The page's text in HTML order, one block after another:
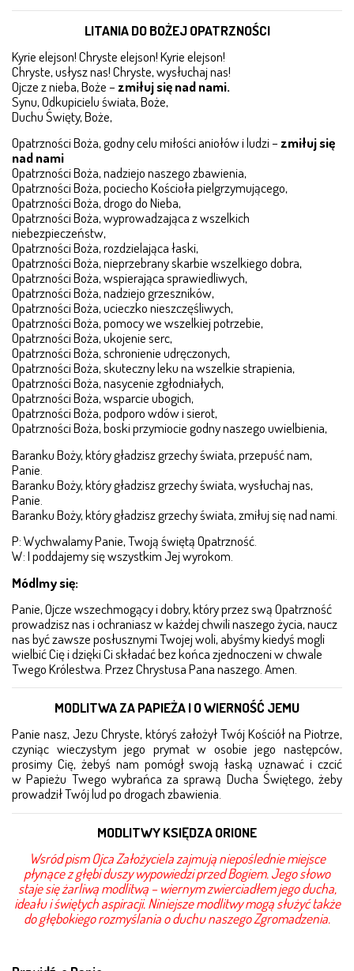
NADZÓR
TERMOMODERNIZACJA
KONTAKT
OCHRONA MAŁOLETNICH
OCHRONA DANYCH OSOBOWYCH
LITANIA DO BOŻEJ OPATRZNOŚCI
Kyrie elejson! Chryste elejson! Kyrie elejson!
Chryste, usłysz nas! Chryste, wysłuchaj nas!
Ojcze z nieba, Boże –zmiłuj się nad nami.
Synu, Odkupicielu świata, Boże,
Duchu Święty, Boże,
Opatrzności Boża, godny celu miłości aniołów i ludzi –zmiłuj się
nad nami
Opatrzności Boża, nadziejo naszego zbawienia,
Opatrzności Boża, pociecho Kościoła pielgrzymującego,
Opatrzności Boża, drogo do Nieba,
Opatrzności Boża, wyprowadzająca z wszelkich
niebezpieczeństw,
Opatrzności Boża, rozdzielająca łaski,
Opatrzności Boża, nieprzebrany skarbie wszelkiego dobra,
Opatrzności Boża, wspierająca sprawiedliwych,
Opatrzności Boża, nadziejo grzeszników,
Opatrzności Boża, ucieczko nieszczęśliwych,
Opatrzności Boża, pomocy we wszelkiej potrzebie,
Opatrzności Boża, ukojenie serc,
Opatrzności Boża, schronienie udręczonych,
Opatrzności Boża, skuteczny leku na wszelkie strapienia,
Opatrzności Boża, nasycenie zgłodniałych,
Opatrzności Boża, wsparcie ubogich,
Opatrzności Boża, podporo wdów i sierot,
Opatrzności Boża, boski przymiocie godny naszego uwielbienia,
Baranku Boży, który gładzisz grzechy świata, przepuść nam,
Panie.
Baranku Boży, który gładzisz grzechy świata, wysłuchaj nas,
Panie.
Baranku Boży, który gładzisz grzechy świata, zmiłuj się nad nami.
P: Wychwalamy Panie, Twoją świętą Opatrzność.
W: I poddajemy się wszystkim Jej wyrokom.
Módlmy się:
Panie, Ojcze wszechmogący i dobry, który przez swą Opatrzność
prowadzisz nas i ochraniasz w każdej chwili naszego życia, naucz
nas być zawsze posłusznymi Twojej woli, abyśmy kiedyś mogli
wielbić Cię i dzięki Ci składać bez końca zjednoczeni w chwale
Twego Królestwa. Przez Chrystusa Pana naszego. Amen.
MODLITWA ZA PAPIEŻA I O WIERNOŚĆ JEMU
Panie nasz, Jezu Chryste, któryś założył Twój Kościół na Piotrze,
czyniąc wieczystym jego prymat w osobie jego następców,
prosimy Cię, żebyś nam pomógł swoją łaską uznawać i czcić
w Papieżu Twego wybrańca za sprawą Ducha Świętego, żeby
prowadził Twój lud po drogach zba­wienia.
MODLITWY KSIĘDZA ORIONE
Wsród pism Ojca Założyciela zajmują niepoślednie miej­sce
płynące z głębi duszy wypowiedzi przed Bogiem. Jego sło­wo
staje się żarliwą modlitwą – wiernym zwier­ciadłem je­go ducha,
ideału i świętych aspiracji.Niniejsze modlitwy mogą służyć także
do głębokiego roz­­myślania o duchu naszego Zgromadzenia.